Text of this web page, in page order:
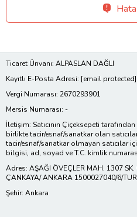
Ticaret Ünvanı: ALPASLAN DAĞLI
Kayıtlı E-Posta Adresi: [email protected]
Vergi Numarası: 2670293901
Mersis Numarası: -
İletişim: Satıcının Çiçeksepeti
birlikte tacir/esnaf/sanatkar olan
tacir/esnaf/sanatkar olmayan satıcılar
bilgisi, ad, soyad ve T.C. kimlik
Adres: AŞAĞI ÖVEÇLER MAH. 1307
ÇANKAYA/ ANKARA 1500027040/6/TUR
Şehir: Ankara